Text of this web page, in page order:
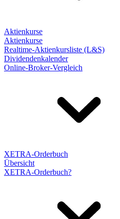
Aktienkurse
Aktienkurse
Realtime-Aktienkursliste (L&S)
Dividendenkalender
Online-Broker-Vergleich
XETRA-Orderbuch
Übersicht
XETRA-Orderbuch?